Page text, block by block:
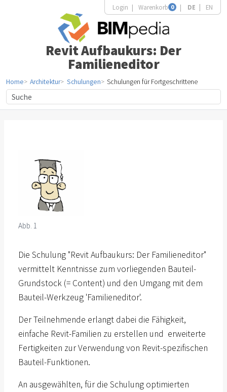
Login Warenkorb 0 DE EN
Revit Aufbaukurs: Der
Familieneditor
Home Architektur Schulungen Schulungen für Fortgeschrittene
Abb. 1
Die Schulung "Revit Aufbaukurs: Der Familieneditor"
vermittelt Kenntnisse zum vorliegenden Bauteil-
Grundstock (= Content) und den Umgang mit dem
Bauteil-Werkzeug 'Familieneditor'.
Der Teilnehmende erlangt dabei die Fähigkeit,
einfache Revit-Familien zu erstellen und erweiterte
Fertigkeiten zur Verwendung von Revit-spezifischen
Bauteil-Funktionen.
An ausgewählten, für die Schulung optimierten